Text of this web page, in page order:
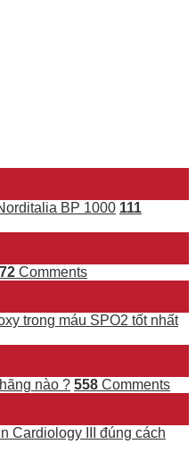
BP 1000 111
Comments
trong máu SPO2 tốt nhất
nào ? 558 Comments
Cardiology III đúng cách